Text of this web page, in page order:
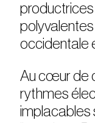
productrices
polyvalentes
occidentale
Au cœur de
rythmes
implacables